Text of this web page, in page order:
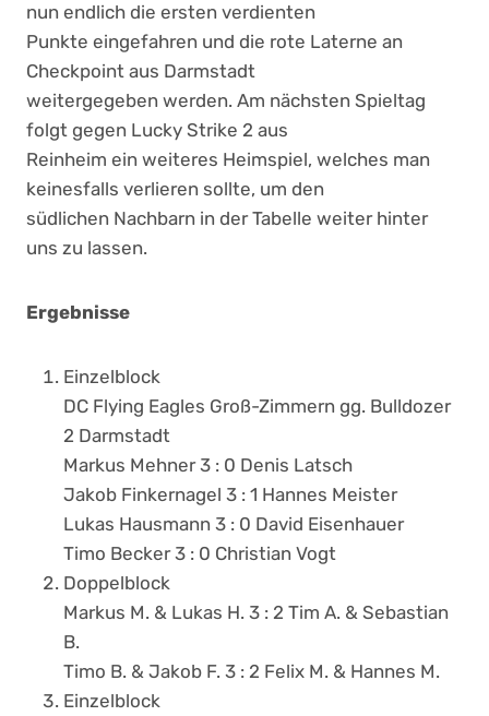
nun endlich die ersten verdienten
Punkte eingefahren und die rote Laterne an
Checkpoint aus Darmstadt
weitergegeben werden. Am nächsten Spieltag
folgt gegen Lucky Strike 2 aus
Reinheim ein weiteres Heimspiel, welches man
keinesfalls verlieren sollte, um den
südlichen Nachbarn in der Tabelle weiter hinter
uns zu lassen.
Ergebnisse
Einzelblock
DC Flying Eagles Groß-Zimmern gg. Bulldozer
2 Darmstadt
Markus Mehner 3 : 0 Denis Latsch
Jakob Finkernagel 3 : 1 Hannes Meister
Lukas Hausmann 3 : 0 David Eisenhauer
Timo Becker 3 : 0 Christian Vogt
Doppelblock
Markus M. & Lukas H. 3 : 2 Tim A. & Sebastian
B.
Timo B. & Jakob F. 3 : 2 Felix M. & Hannes M.
Einzelblock